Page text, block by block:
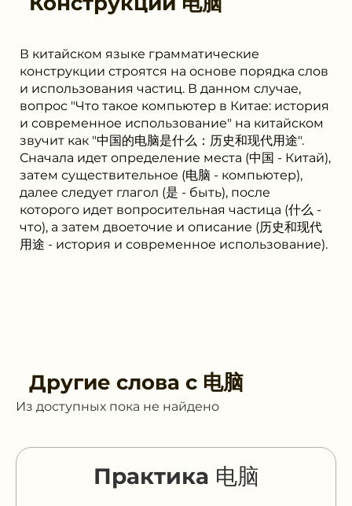
В китайском языке грамматические
конструкции строятся на основе порядка слов
и использования частиц. В данном случае,
вопрос "Что такое компьютер в Китае: история
и современное использование" на китайском
звучит как "中国的电脑是什么：历史和现代用途".
Сначала идет определение места (中国 - Китай),
затем существительное (电脑 - компьютер),
далее следует глагол (是 - быть), после
которого идет вопросительная частица (什么 -
что), а затем двоеточие и описание (历史和现代
用途 - история и современное использование).
Другие слова с 电脑
Из доступных пока не найдено
Практика 电脑